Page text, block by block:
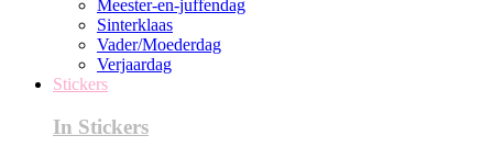
Meester-en-juffendag
Sinterklaas
Vader/Moederdag
Verjaardag
Stickers
In Stickers